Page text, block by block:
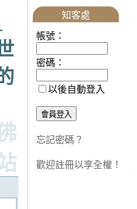
知客處
帳號：
密碼：
以後自動登入
忘記密碼？
歡迎註冊以享全權！